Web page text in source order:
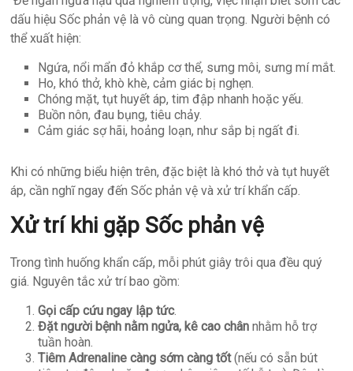
dấu hiệu Sốc phản vệ là vô cùng quan trọng. Người bệnh có
thể xuất hiện:
Ngứa, nổi mẩn đỏ khắp cơ thể, sưng môi, sưng mí mắt.
Ho, khó thở, khò khè, cảm giác bị nghẹn.
Chóng mặt, tụt huyết áp, tim đập nhanh hoặc yếu.
Buồn nôn, đau bụng, tiêu chảy.
Cảm giác sợ hãi, hoảng loạn, như sắp bị ngất đi.
Khi có những biểu hiện trên, đặc biệt là khó thở và tụt huyết
áp, cần nghĩ ngay đến Sốc phản vệ và xử trí khẩn cấp.
Xử trí khi gặp Sốc phản vệ
Trong tình huống khẩn cấp, mỗi phút giây trôi qua đều quý
giá. Nguyên tắc xử trí bao gồm:
Gọi cấp cứu ngay lập tức.
Đặt người bệnh nằm ngửa, kê cao chânnhằm hỗ trợ
tuần hoàn.
Tiêm Adrenaline càng sớm càng tốt(nếu có sẵn bút